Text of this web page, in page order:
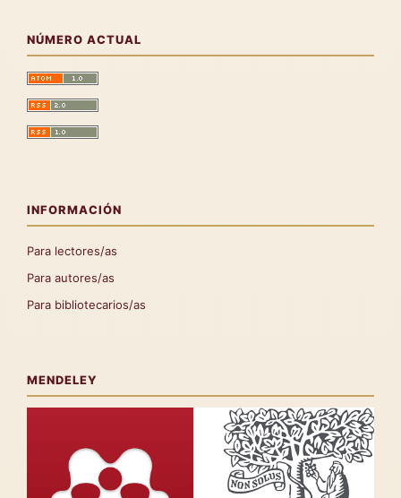
NÚMERO ACTUAL
INFORMACIÓN
Para lectores/as
Para autores/as
Para bibliotecarios/as
MENDELEY